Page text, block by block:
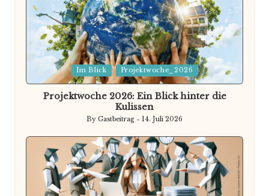
Posted
in
Im Blick Projektwoche_2026
Projektwoche 2026: Ein Blick hinter die
Kulissen
Posted
by
By Gastbeitrag 14. Juli 2026